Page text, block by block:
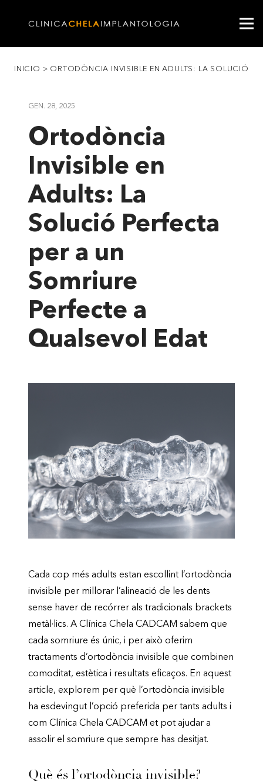
INICIO > ORTODÒNCIA INVISIBLE EN ADULTS: LA SOLUCIÓ
GEN. 28, 2025
Ortodòncia
Invisible en
Adults: La
Solució Perfecta
per a un
Somriure
Perfecte a
Qualsevol Edat
Cada cop més adults estan escollint l’ortodòncia
invisible per millorar l’alineació de les dents
sense haver de recórrer als tradicionals brackets
metàl·lics. A Clínica Chela CADCAM sabem que
cada somriure és únic, i per això oferim
tractaments d’ortodòncia invisible que combinen
comoditat, estètica i resultats eficaços. En aquest
article, explorem per què l’ortodòncia invisible
ha esdevingut l’opció preferida per tants adults i
com Clínica Chela CADCAM et pot ajudar a
assolir el somriure que sempre has desitjat.
Què és l’ortodòncia invisible?